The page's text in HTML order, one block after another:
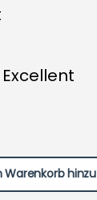
Warenkorb